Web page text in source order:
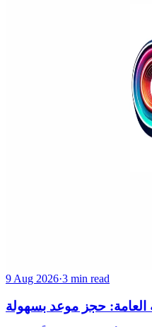
9 Aug 2026·3 min read
العامة: حجز موعد بسهولة